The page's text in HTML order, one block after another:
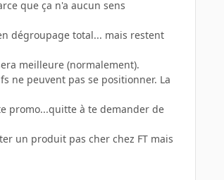
que ça n'a aucun sens
dégroupage total... mais restent
meilleure (normalement).
ne peuvent pas se positionner. La
promo...quitte à te demander de
un produit pas cher chez FT mais